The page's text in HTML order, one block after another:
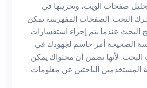
صفحات الويب، وتخزينها في
البحث. الصفحات المفهرسة يمكن
البحث عندما يتم إجراء استفسارات
الصحيحة أمر حاسم لجهودك في
لأنها تضمن أن محتواك يمكن
المستخدمين الباحثين عن معلومات